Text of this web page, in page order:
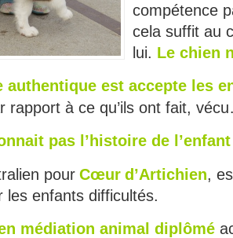
compétence
cela suffit au
lui. Le chien
authentique est accepte les
rapport à ce qu’ils ont fait,
pas l’histoire de
pour Cœur d’Artichien,
les enfants difficultés.
médiation animal diplômé